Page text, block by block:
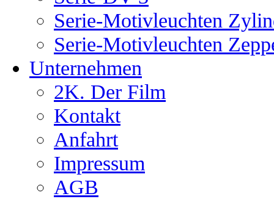
Serie-Motivleuchten
Serie-Motivleuchten
Unternehmen
2K. Der Film
Kontakt
Anfahrt
Impressum
AGB